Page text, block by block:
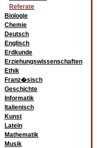
Referate
Biologie
Chemie
Deutsch
Englisch
Erdkunde
Erziehungswissenschaften
Ethik
Franz�sisch
Geschichte
Informatik
Italienisch
Kunst
Latein
Mathematik
Musik